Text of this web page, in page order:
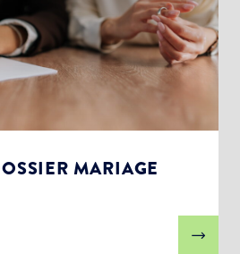
MARIAGE